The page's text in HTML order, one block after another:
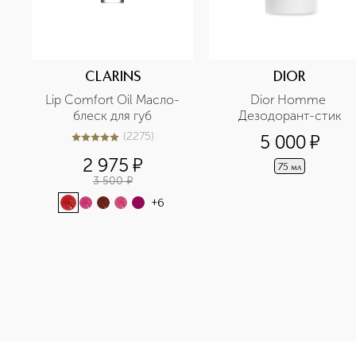
CLARINS
Lip Comfort Oil Масло-
блеск для губ
5из 52275 (2275)
2 975 ¤
3 500 ¤
+6
DIOR
Dior Homme
Дезодорант-стик
5 000¤
75 мл